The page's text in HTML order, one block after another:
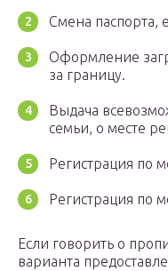
Смена паспорта,
Оформление
за границу.
Выдача
семьи, о месте
Регистрация по
Регистрация по
Если говорить о
варианта